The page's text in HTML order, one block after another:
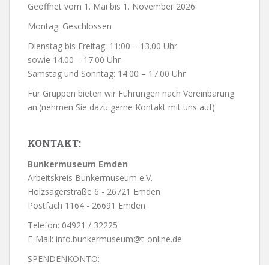
Geöffnet vom 1. Mai bis 1. November 2026:
Montag: Geschlossen
Dienstag bis Freitag: 11:00 – 13.00 Uhr
sowie 14.00 – 17.00 Uhr
Samstag und Sonntag: 14:00 – 17:00 Uhr
Für Gruppen bieten wir Führungen nach Vereinbarung
an.(nehmen Sie dazu gerne Kontakt mit uns auf)
KONTAKT:
Bunkermuseum Emden
Arbeitskreis Bunkermuseum e.V.
Holzsägerstraße 6 - 26721 Emden
Postfach 1164 - 26691 Emden
Telefon: 04921 / 32225
E-Mail: info.bunkermuseum@t-online.de
SPENDENKONTO: